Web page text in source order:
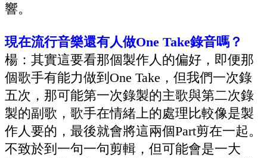
響。
現在流行音樂還有人做One Take錄音嗎？
楊： 其實這要看那個製作人的偏好，即便那
個歌手有能力做到One Take ，但我們一次錄
五次，那可能第一次錄製的主歌與第二次錄
製的副歌，歌手在情緒上的處理比較像是製
作人要的，最後就會將這兩個Part剪在一起。
不致於到一句一句剪輯，但可能會是一大